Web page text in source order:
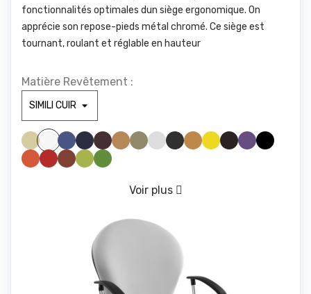
fonctionnalités optimales dun siège ergonomique. On
apprécie son repose-pieds métal chromé. Ce siège est
tournant, roulant et réglable en hauteur
Matière Revêtement :
SIMILI BEIGE 830SIMILI BLANC 100 SIMILI BLEU CLAIR 285 SIMILI BLEU FONCE1211
SIMILI BORDEAUX 1721 SIMILI CAMEL 1846 SIMILI GREGE 1842SIMILI GRIS CLAIR1940
SIMILI GRIS FONCE 961 SIMILI JAUNE 446 SIMILI JAUNE 475 SIMILISIMILI MAUVE 328
SIMILI ORANGE 1794SIMILI ROUGE 1783SIMILI ROUILLE 775SIMILI VERT ANIS 1611SIMILI VERT FORET 673
VERT D'EAU 416
Voir plus